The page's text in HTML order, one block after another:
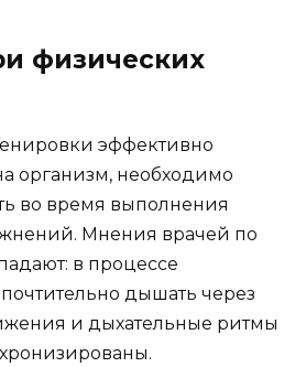
физических
эффективно
организм, необходимо
во время выполнения
Мнения врачей по
в процессе
дышать через
и дыхательные ритмы